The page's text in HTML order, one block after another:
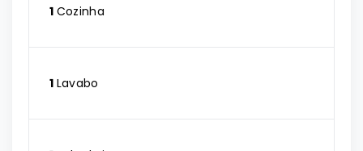
1 Cozinha
1 Lavabo